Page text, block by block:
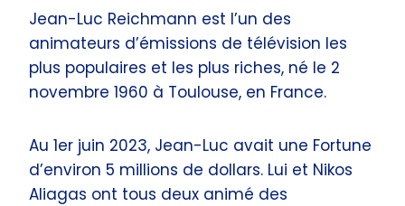
Jean-Luc Reichmann est l’un des
animateurs d’émissions de télévision les
plus populaires et les plus riches, né le 2
novembre 1960 à Toulouse, en France.
Au 1er juin 2023, Jean-Luc avait une Fortune
d’environ 5 millions de dollars. Lui et Nikos
Aliagas ont tous deux animé des